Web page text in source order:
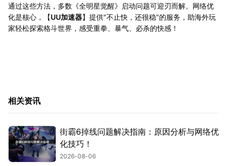
通过这些方法，多数《全明星觉醒》启动问题可迎刃而解。网络优
化是核心，【UU加速器】提供"不止快，还很稳"的服务，助海外玩
家轻松探索格斗世界，感受重拳、暴气、必杀的快感！
相关资讯
街霸6掉线问题解决指南：原因分析与网络优
化技巧！
2026-08-06